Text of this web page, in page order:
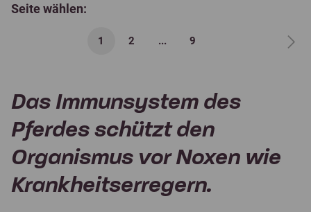
Seite wählen:
1 2 ... 9
Das Immunsystem des
Pferdes schützt den
Organismus vor Noxen wie
Krankheitserregern.